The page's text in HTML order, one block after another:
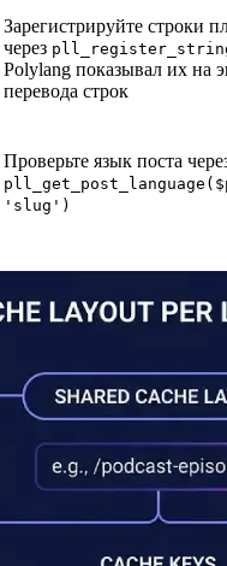
Зарегистрируйте строки
через
Polylang показывал их на
перевода строк
Проверьте язык поста
'slug')